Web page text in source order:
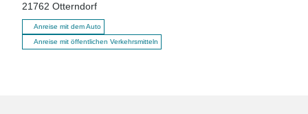
21762 Otterndorf
Anreise mit dem Auto
Anreise mit öffentlichen Verkehrsmitteln